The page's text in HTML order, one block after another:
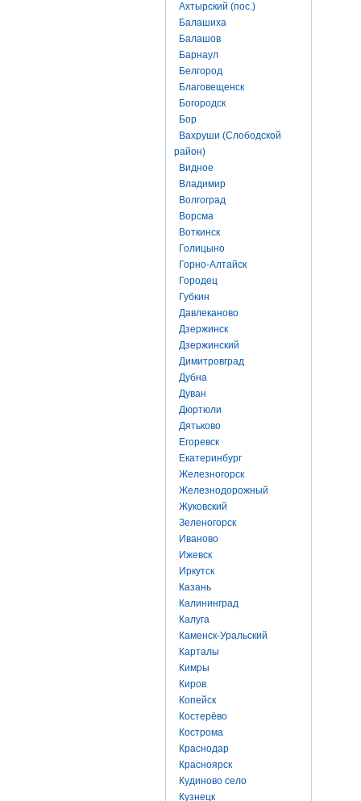
Ахтырский (пос.)
Балашиха
Балашов
Барнаул
Белгород
Благовещенск
Богородск
Бор
Вахруши (Слободской
район)
Видное
Владимир
Волгоград
Ворсма
Воткинск
Голицыно
Горно-Алтайск
Городец
Губкин
Давлеканово
Дзержинск
Дзержинский
Димитровград
Дубна
Дуван
Дюртюли
Дятьково
Егоревск
Екатеринбург
Железногорск
Железнодорожный
Жуковский
Зеленогорск
Иваново
Ижевск
Иркутск
Казань
Калининград
Калуга
Каменск-Уральский
Карталы
Кимры
Киров
Копейск
Костерёво
Кострома
Краснодар
Красноярск
Кудиново село
Кузнецк